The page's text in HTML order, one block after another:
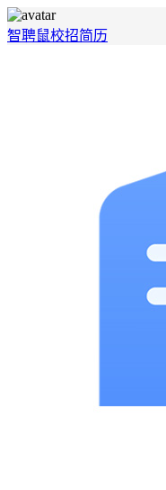
智聘鼠校招简历